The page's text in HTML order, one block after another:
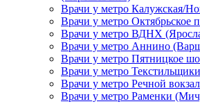
Врачи у метро Калужская/
Врачи у метро Октябрьское
Врачи у метро ВДНХ
Врачи у метро Аннино
Врачи у метро Пятницкое
Врачи у метро
Врачи у метро Речной
Врачи у метро Раменки